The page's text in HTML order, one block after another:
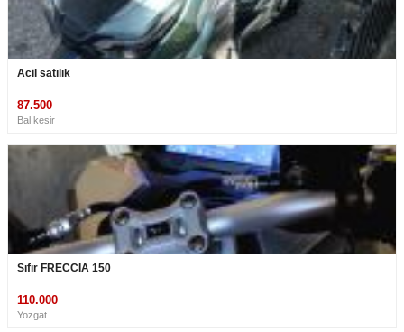
Acil satılık
87.500
Balıkesir
Sıfır FRECCIA 150
110.000
Yozgat